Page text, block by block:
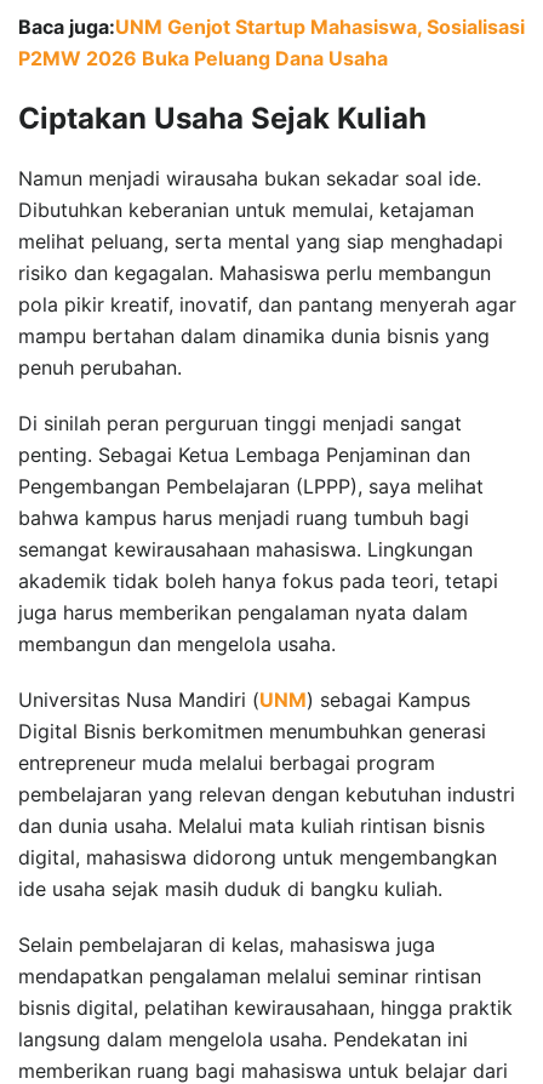
Baca juga:UNM Genjot Startup Mahasiswa, Sosialisasi
P2MW 2026 Buka Peluang Dana Usaha
Ciptakan Usaha Sejak Kuliah
Namun menjadi wirausaha bukan sekadar soal ide.
Dibutuhkan keberanian untuk memulai, ketajaman
melihat peluang, serta mental yang siap menghadapi
risiko dan kegagalan. Mahasiswa perlu membangun
pola pikir kreatif, inovatif, dan pantang menyerah agar
mampu bertahan dalam dinamika dunia bisnis yang
penuh perubahan.
Di sinilah peran perguruan tinggi menjadi sangat
penting. Sebagai Ketua Lembaga Penjaminan dan
Pengembangan Pembelajaran (LPPP), saya melihat
bahwa kampus harus menjadi ruang tumbuh bagi
semangat kewirausahaan mahasiswa. Lingkungan
akademik tidak boleh hanya fokus pada teori, tetapi
juga harus memberikan pengalaman nyata dalam
membangun dan mengelola usaha.
Universitas Nusa Mandiri (UNM) sebagai Kampus
Digital Bisnis berkomitmen menumbuhkan generasi
entrepreneur muda melalui berbagai program
pembelajaran yang relevan dengan kebutuhan industri
dan dunia usaha. Melalui mata kuliah rintisan bisnis
digital, mahasiswa didorong untuk mengembangkan
ide usaha sejak masih duduk di bangku kuliah.
Selain pembelajaran di kelas, mahasiswa juga
mendapatkan pengalaman melalui seminar rintisan
bisnis digital, pelatihan kewirausahaan, hingga praktik
langsung dalam mengelola usaha. Pendekatan ini
memberikan ruang bagi mahasiswa untuk belajar dari